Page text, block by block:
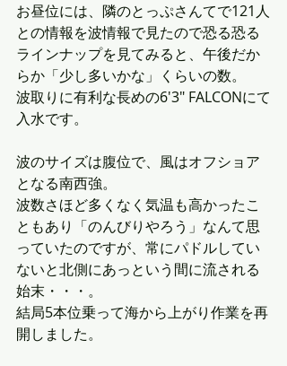
お昼位には、隣のとっぷさんてで121人
との情報を波情報で見たので恐る恐る
ラインナップを見てみると、午後だか
らか「少し多いかな」くらいの数。
波取りに有利な長めの6'3" FALCONにて
入水です。
波のサイズは腹位で、風はオフショア
となる南西強。
波数さほど多くなく気温も高かったこ
ともあり「のんびりやろう」なんて思
っていたのですが、常にパドルしてい
ないと北側にあっという間に流される
始末・・・。
結局5本位乗って海から上がり作業を再
開しました。